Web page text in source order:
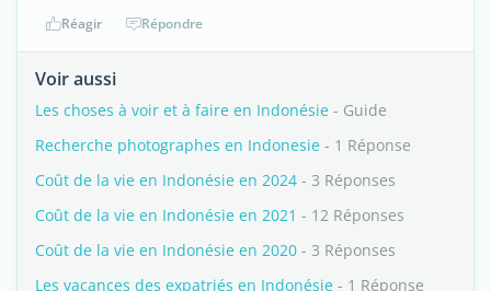
Réagir Répondre
Voir aussi
Les choses à voir et à faire en Indonésie - Guide
Recherche photographes en Indonesie - 1 Réponse
Coût de la vie en Indonésie en 2024 - 3 Réponses
Coût de la vie en Indonésie en 2021 - 12 Réponses
Coût de la vie en Indonésie en 2020 - 3 Réponses
Les vacances des expatriés en Indonésie - 1 Réponse